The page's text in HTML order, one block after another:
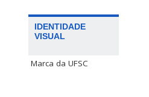
IDENTIDADE
VISUAL
Marca da UFSC